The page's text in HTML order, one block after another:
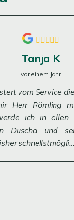
Tanja K
vor einem Jahr
vom Service
Herr Römling
ich in allen
Duscha und